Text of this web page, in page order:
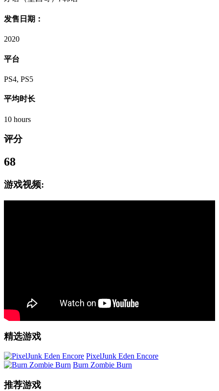
发售日期：
2020
平台
PS4, PS5
平均时长
10 hours
评分
68
游戏视频:
精选游戏
PixelJunk Eden Encore
Burn Zombie Burn
推荐游戏